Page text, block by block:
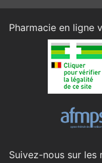
Pharmacie en ligne
Suivez-nous sur les